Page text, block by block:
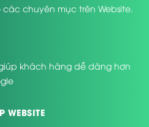
chuyên mục trên Website.
khách hàng dễ dàng hơn